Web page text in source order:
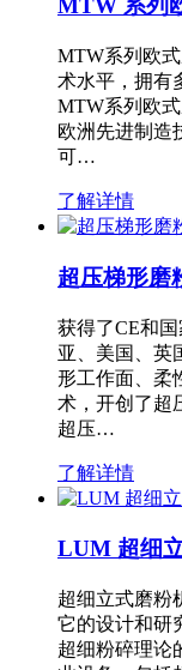
MTW 系列
MTW系列欧
术水平，拥有
MTW系列欧
欧洲先进制造
可…
了解详情
超压梯形磨
获得了CE和
亚、美国、英
形工作面、柔
术，开创了超
超压…
了解详情
LUM 超细
超细立式磨粉
它的设计和研
超细粉碎理论